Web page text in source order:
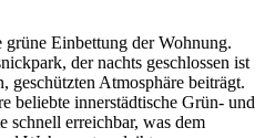
Einbettung der Wohnung.
der nachts geschlossen ist
geschützten Atmosphäre beiträgt.
beliebte innerstädtische Grün- und
erreichbar, was dem